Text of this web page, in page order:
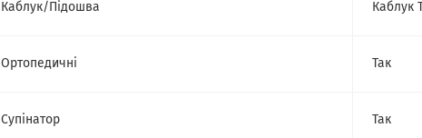
Каблук/Підошва Каблук
Ортопедичні Так
Супінатор Так